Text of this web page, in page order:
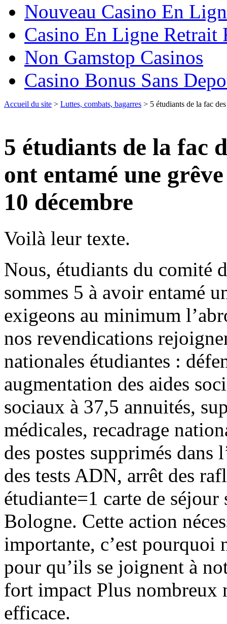
Nouveau Casino En
Casino En Ligne Retrait
Non Gamstop Casinos
Casino Bonus Sans
Accueil du site > Luttes, combats, bagarres > 5 étudiants de la fac
5 étudiants de la fac
ont entamé une
10 décembre
Voilà leur texte.
Nous, étudiants du comité
sommes 5 à avoir entamé
exigeons au minimum
nos revendications
nationales étudiantes :
augmentation des aides
sociaux à 37,5 annuités,
médicales, recadrage
des postes supprimés dans
des tests ADN, arrêt des
étudiante=1 carte de séjour
Bologne. Cette action
importante, c’est pourquoi
pour qu’ils se joignent à
fort impact Plus nombreux
efficace.